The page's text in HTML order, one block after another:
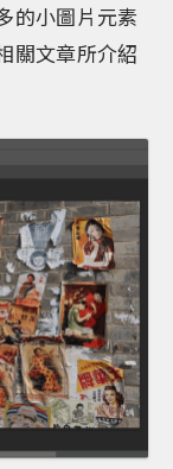
的小圖片元素
關文章所介紹